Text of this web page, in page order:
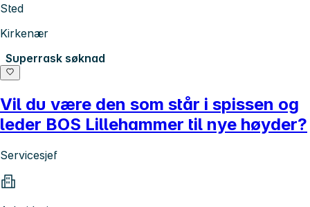
Sted
Kirkenær
Superrask søknad
Vil du være den som står i spissen og
leder BOS Lillehammer til nye høyder?
Servicesjef